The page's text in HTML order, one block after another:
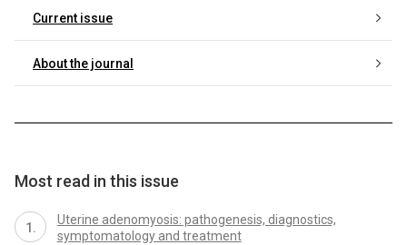
Current issue
About the journal
Most read in this issue
Uterine adenomyosis: pathogenesis, diagnostics,
symptomatology and treatment